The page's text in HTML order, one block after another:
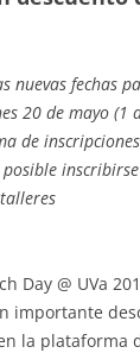
nuevas fechas
20 de mayo (1
de
Day @ UVa
importante
la plataforma